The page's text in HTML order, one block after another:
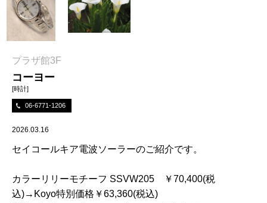
プラザ館3F
コーヨー
[時計]
06-6771-1206
2026.03.16
セイコールキア電波ソーラーのご紹介です。
カラーリリーモチーフ SSVW205 ￥70,400(税
込)→Koyo特別価格￥63,360(税込)